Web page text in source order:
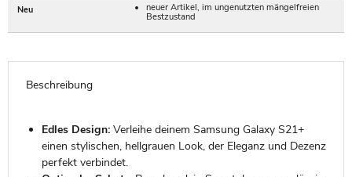
Neu
neuer Artikel, im ungenutzten mängelfreien
Bestzustand
Beschreibung
Edles Design:Verleihe deinem Samsung Galaxy S21+
einen stylischen, hellgrauen Look, der Eleganz und Dezenz
perfekt verbindet.